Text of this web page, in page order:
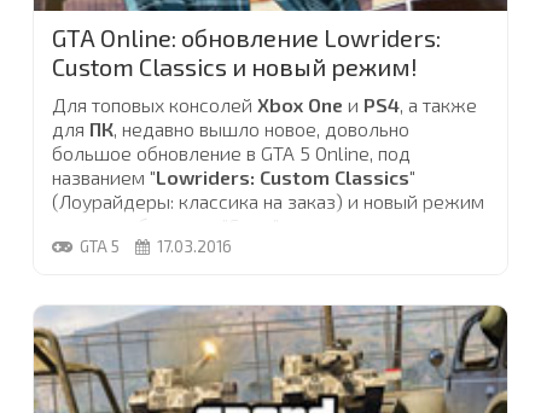
GTA Online: обновление Lowriders:
Custom Classics и новый режим!
Для топовых консолей Xbox One и PS4, а также
для ПК, недавно вышло новое, довольно
большое обновление в GTA 5 Online, под
названием "Lowriders: Custom Classics"
(Лоурайдеры: классика на заказ) и новый режим
в противоборствах "Сумо"
GTA 5 17.03.2016